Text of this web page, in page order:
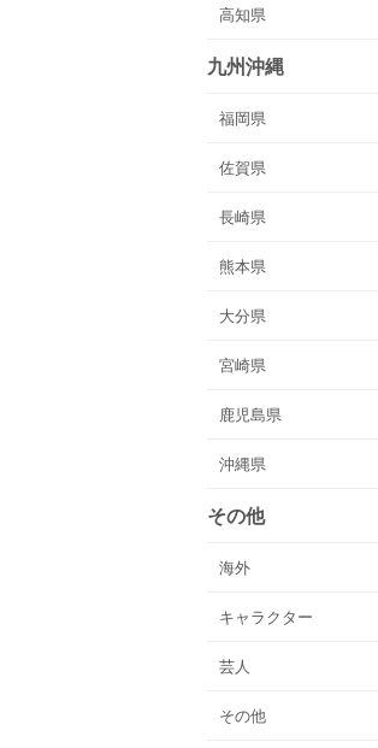
高知県
九州沖縄
福岡県
佐賀県
長崎県
熊本県
大分県
宮崎県
鹿児島県
沖縄県
その他
海外
キャラクター
芸人
その他